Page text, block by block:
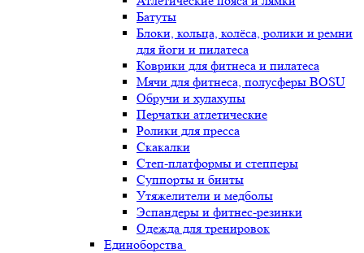
Батуты
Блоки, кольца, колёса, ролики и ремни
для йоги и пилатеса
Коврики для фитнеса и пилатеса
Мячи для фитнеса, полусферы BOSU
Обручи и хулахупы
Перчатки атлетические
Ролики для пресса
Скакалки
Степ-платформы и степперы
Суппорты и бинты
Утяжелители и медболы
Эспандеры и фитнес-резинки
Одежда для тренировок
Единоборства